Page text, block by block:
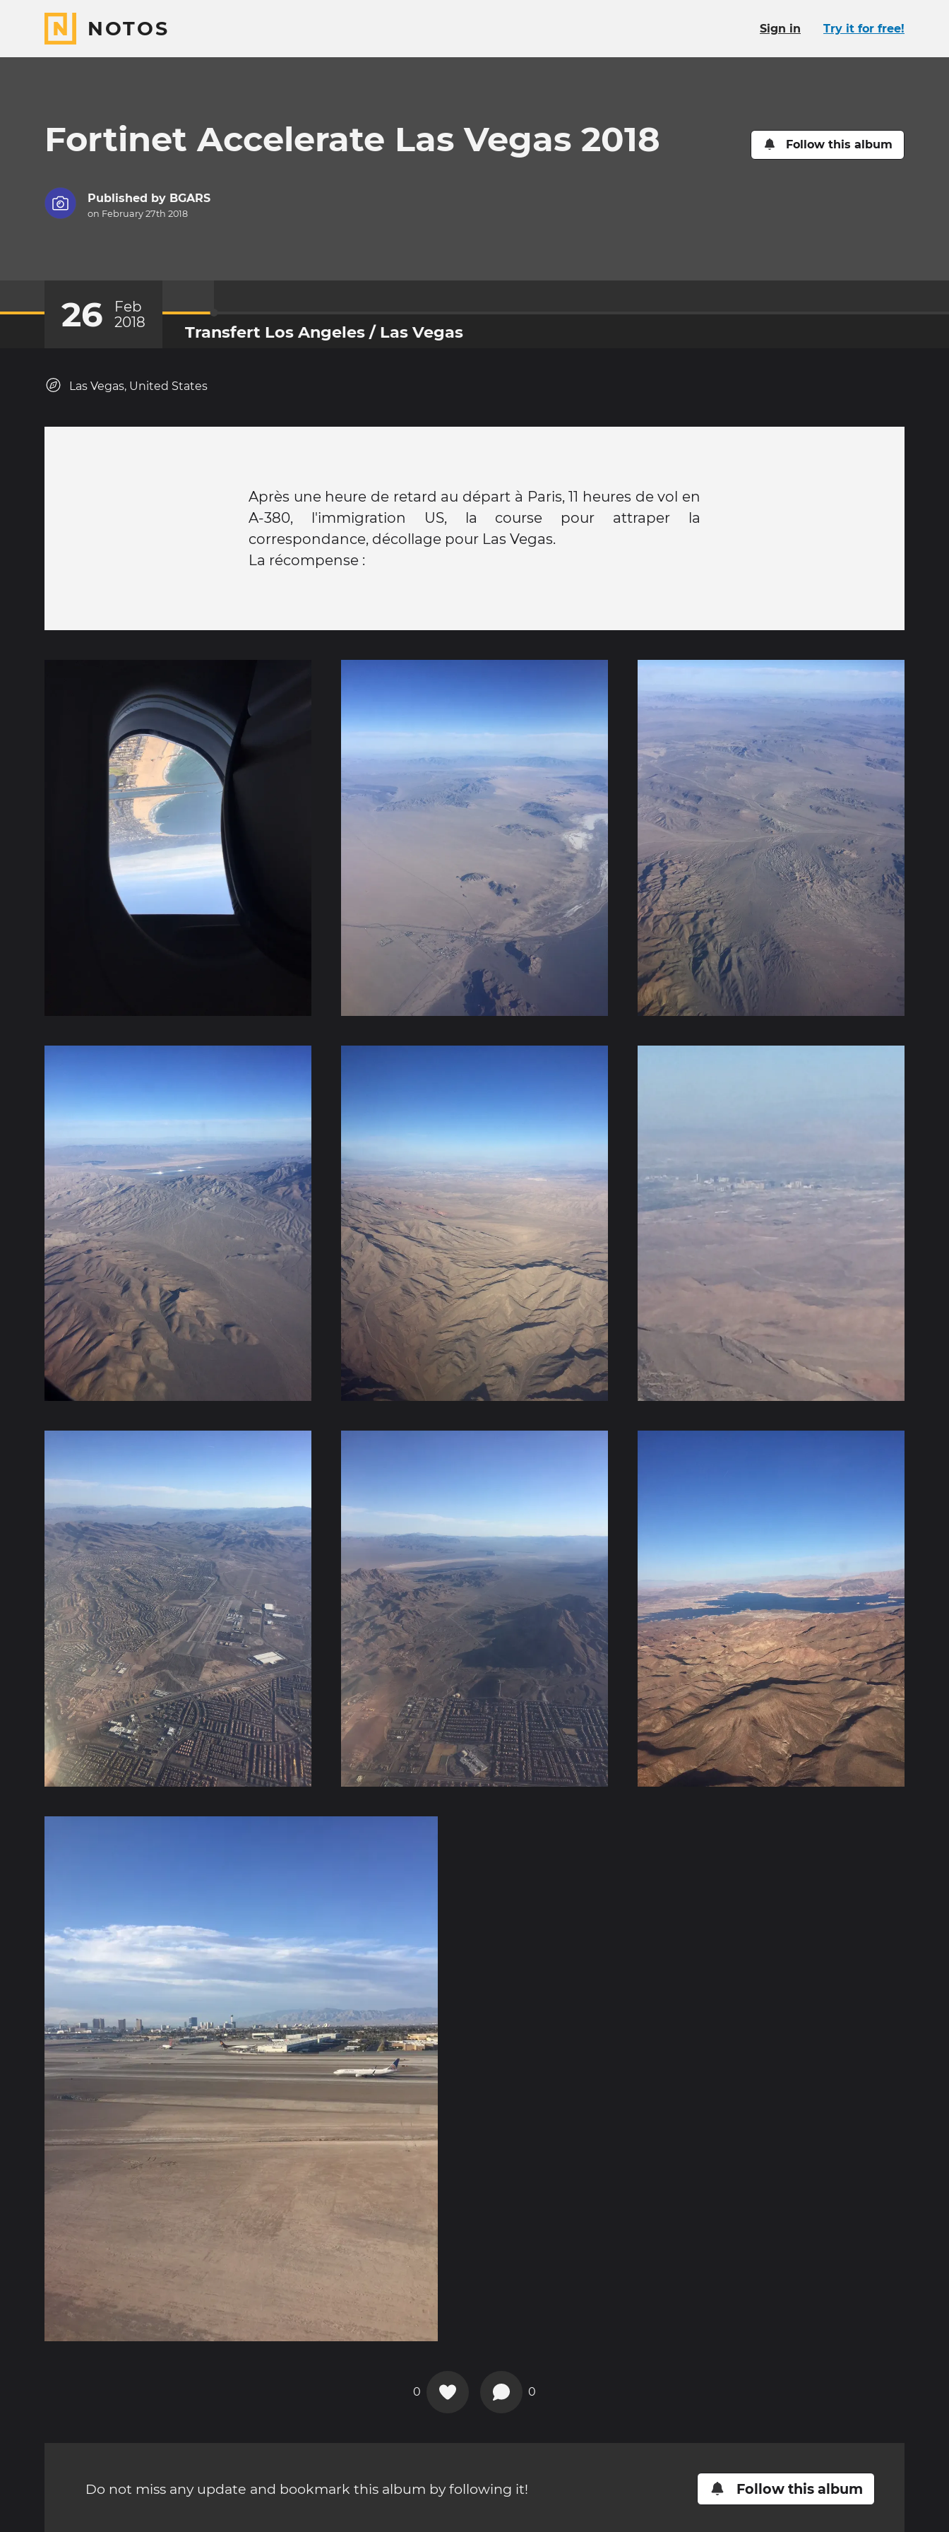
NOTOS Sign in Try it for free!
Fortinet Accelerate Las Vegas 2018 Follow this album
Published by BGARS
on February 27th 2018
26
Feb
2018
Transfert Los Angeles / Las Vegas
Las Vegas, United States
Après une heure de retard au départ à Paris, 11 heures de vol en
A-380, l'immigration US, la course pour attraper la
correspondance, décollage pour Las Vegas.
La récompense :
0 0
Do not miss any update and bookmark this album by following it! Follow this album